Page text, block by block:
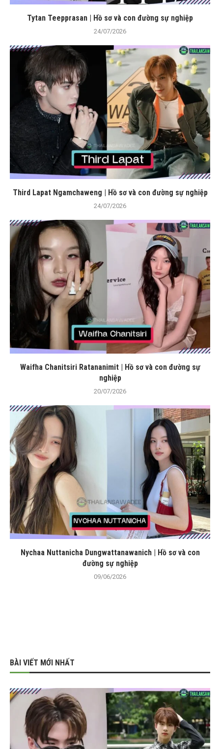
Tytan Teepprasan | Hồ sơ và con đường sự nghiệp
24/07/2026
Third Lapat Ngamchaweng | Hồ sơ và con đường sự nghiệp
24/07/2026
Waifha Chanitsiri Ratananimit | Hồ sơ và con đường sự
nghiệp
20/07/2026
Nychaa Nuttanicha Dungwattanawanich | Hồ sơ và con
đường sự nghiệp
09/06/2026
BÀI VIẾT MỚI NHẤT